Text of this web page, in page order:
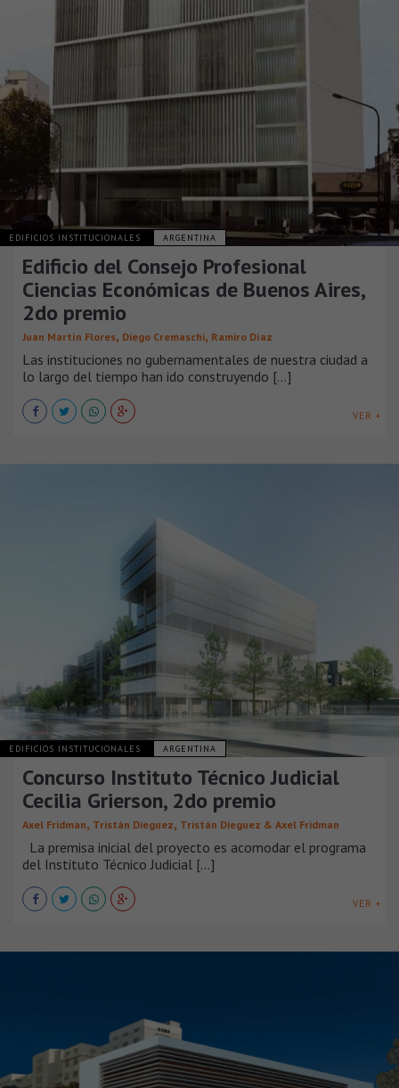
EDIFICIOS INSTITUCIONALES ARGENTINA
Edificio del Consejo Profesional
Ciencias Económicas de Buenos Aires,
2do premio
Juan Martín Flores, Diego Cremaschi, Ramiro Díaz
Las instituciones no gubernamentales de nuestra ciudad a
lo largo del tiempo han ido construyendo [...]
VER +
EDIFICIOS INSTITUCIONALES ARGENTINA
Concurso Instituto Técnico Judicial
Cecilia Grierson, 2do premio
Axel Fridman, Tristán Dieguez, Tristán Dieguez & Axel Fridman
La premisa inicial del proyecto es acomodar el programa
del Instituto Técnico Judicial [...]
VER +